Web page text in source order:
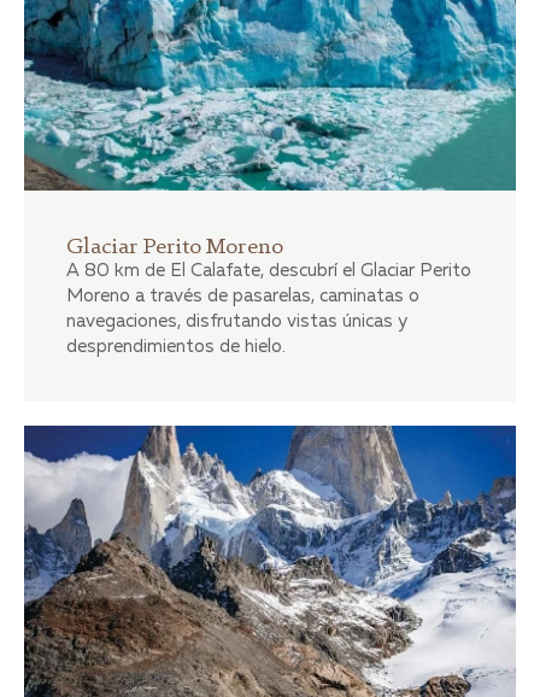
Glaciar Perito Moreno
A 80 km de El Calafate, descubrí el Glaciar Perito
Moreno a través de pasarelas, caminatas o
navegaciones, disfrutando vistas únicas y
desprendimientos de hielo.